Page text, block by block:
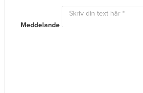
Meddelande